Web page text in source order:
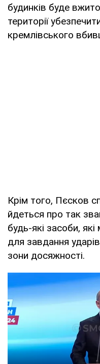
будинків буде
території
кремлівського
Крім того, Пєсков
йдеться про так
будь-які засоби,
для завдання
зони досяжності.